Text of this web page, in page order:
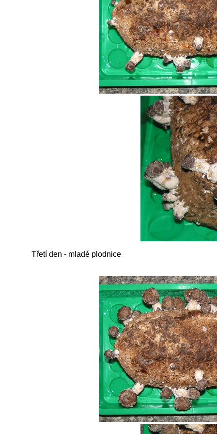
Třetí den - mladé plodnice